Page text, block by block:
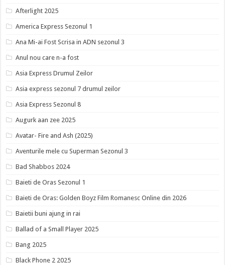
Afterlight 2025
America Express Sezonul 1
Ana Mi-ai Fost Scrisa in ADN sezonul 3
Anul nou care n-a fost
Asia Express Drumul Zeilor
Asia express sezonul 7 drumul zeilor
Asia Express Sezonul 8
Augurk aan zee 2025
Avatar- Fire and Ash (2025)
Aventurile mele cu Superman Sezonul 3
Bad Shabbos 2024
Baieti de Oras Sezonul 1
Baieti de Oras: Golden Boyz Film Romanesc Online din 2026
Baietii buni ajung in rai
Ballad of a Small Player 2025
Bang 2025
Black Phone 2 2025